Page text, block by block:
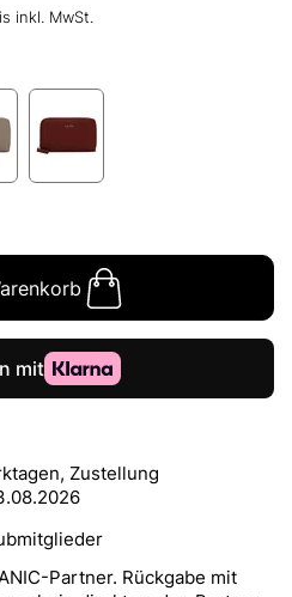
inkl. MwSt.
Zustellung
Partner. Rückgabe mit